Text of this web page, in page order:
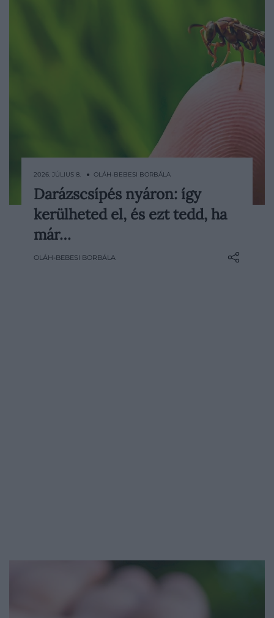
Ahogy megvan a szezonja a vízparti
hűsölésnek, a mezítlábas napozásnak, a
kerti ebédeknek és a barátokkal
ilyenkor a darazsak is egyre gyakrabban
2026. JÚLIUS 8. ● OLÁH-BEBESI BORBÁLA
Darázscsípés nyáron: így
kerülheted el, és ezt tedd, ha
már…
OLÁH-BEBESI BORBÁLA